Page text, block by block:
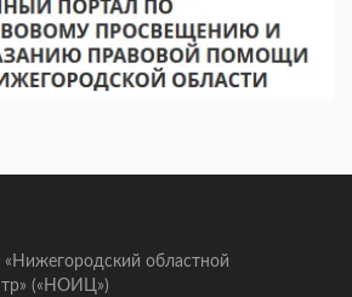
областной
(«НОИЦ»)